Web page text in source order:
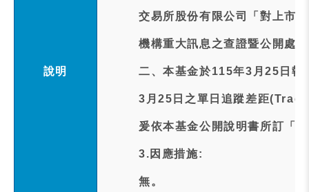
說明
交易所股份有限公司「對上市
機構重大訊息之查證暨公開處
二、本基金於115年3月25日執
3月25日之單日追蹤差距
爰依本基金公開說明書所訂「
3.因應措施:
無。